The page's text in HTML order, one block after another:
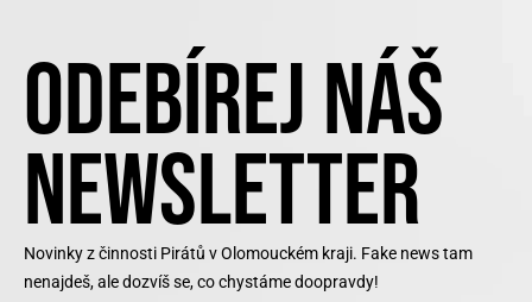
ODEBÍREJ NÁŠ
NEWSLETTER
Novinky z činnosti Pirátů v Olomouckém kraji. Fake news tam
nenajdeš, ale dozvíš se, co chystáme doopravdy!